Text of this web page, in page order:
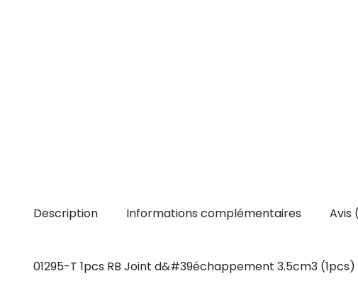
Description Informations complémentaires Avis
01295-T 1pcs RB Joint d&#39échappement 3.5cm3